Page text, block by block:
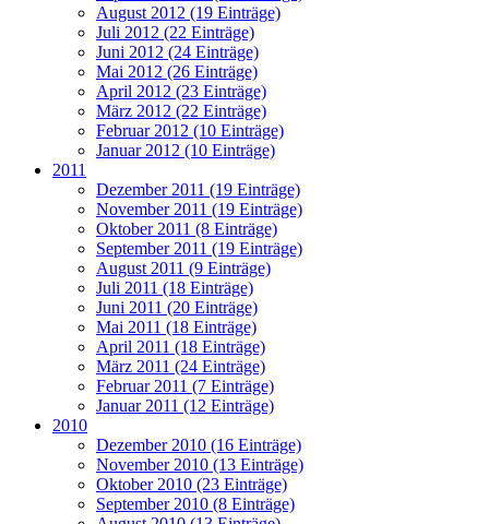
August 2012 (19 Einträge)
Juli 2012 (22 Einträge)
Juni 2012 (24 Einträge)
Mai 2012 (26 Einträge)
April 2012 (23 Einträge)
März 2012 (22 Einträge)
Februar 2012 (10 Einträge)
Januar 2012 (10 Einträge)
2011
Dezember 2011 (19 Einträge)
November 2011 (19 Einträge)
Oktober 2011 (8 Einträge)
September 2011 (19 Einträge)
August 2011 (9 Einträge)
Juli 2011 (18 Einträge)
Juni 2011 (20 Einträge)
Mai 2011 (18 Einträge)
April 2011 (18 Einträge)
März 2011 (24 Einträge)
Februar 2011 (7 Einträge)
Januar 2011 (12 Einträge)
2010
Dezember 2010 (16 Einträge)
November 2010 (13 Einträge)
Oktober 2010 (23 Einträge)
September 2010 (8 Einträge)